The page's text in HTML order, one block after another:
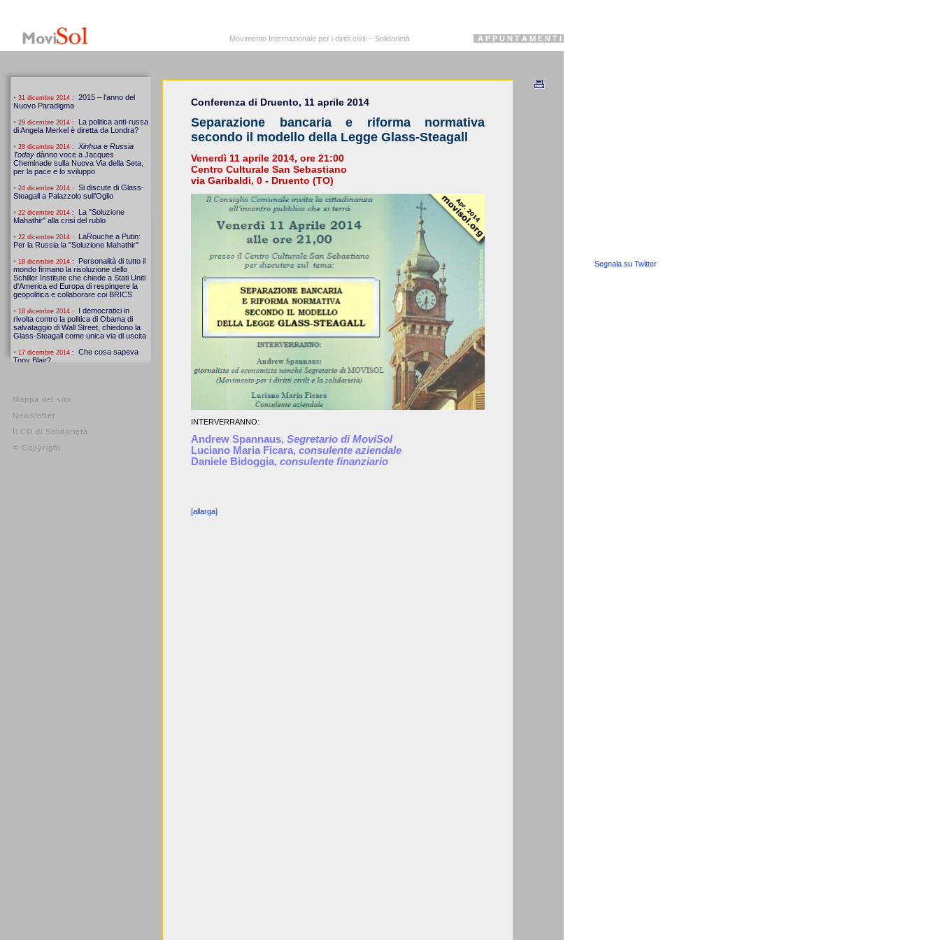
Mappa del sito
Newsletter
Il CD di Solidarietà
© Copyright
Movimento Internazionale per i diritti civili – Solidarietà A P P U N T A M E N T I
Conferenza di Druento, 11 aprile 2014
Separazione bancaria e riforma normativa
secondo il modello della Legge Glass-Steagall
Segnala su Twitter
Venerdì 11 aprile 2014, ore 21:00
Centro Culturale San Sebastiano
via Garibaldi, 0 - Druento (TO)
INTERVERRANNO:
Andrew Spannaus, Segretario di MoviSol
Luciano Maria Ficara, consulente aziendale
Daniele Bidoggia, consulente finanziario
[allarga]